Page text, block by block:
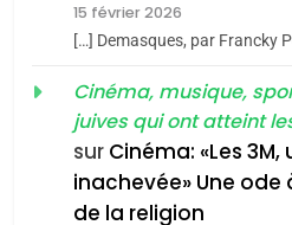
«Tu
ISRAÉL
15 février 2026
[…] Demasques, par Francky
Cinéma, musique,
juives qui ont atteint
sur Cinéma: «Les
inachevée» Une ode
de la religion
FIÈRE,